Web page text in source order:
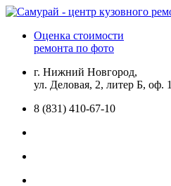
Оценка стоимости
ремонта по фото
г. Нижний Новгород,
ул. Деловая, 2, литер Б, оф. 1
8 (831) 410-67-10